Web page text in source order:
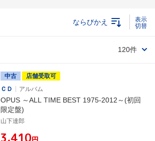
ならびかえ
120件
中古
店舗受取可
ＣＤ
アルバム
OPUS ～ALL TIME BEST 1975-2012～(初回
限定盤)
山下達郎
¥3,410円